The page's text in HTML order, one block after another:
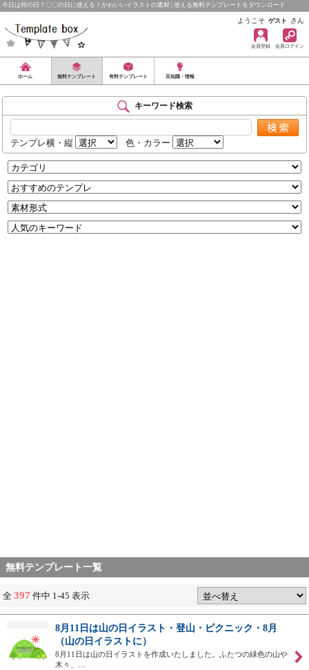
今日は何の日？〇〇の日に使える！かわいいイラストの素材 | 使える無料テンプレートをダウンロード
ようこそ ゲスト さん
会員登録 会員ログイン
ホーム 無料テンプレート 有料テンプレート 豆知識・情報
キーワード検索
テンプレ横・縦 色・カラー
無料テンプレート一覧
全 397 件中 1-45 表示
8月11日は山の日イラスト・登山・ピクニック・8月
（山の日イラストに）
8月11日は山の日イラストを作成いたしました。ふたつの緑色の山や
木々、…